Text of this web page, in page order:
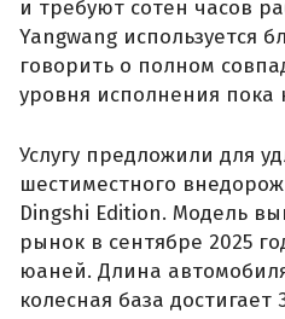
и требуют сотен часов
Yangwang используется
говорить о полном
уровня исполнения пока
Услугу предложили для
шестиместного
Dingshi Edition. Модель
рынок в сентябре 2025
юаней. Длина
колесная база